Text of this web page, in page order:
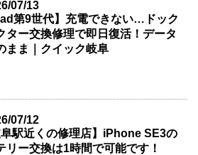
07/13
第9世代】充電できない…ドック
ター交換修理で即日復活！データ
まま｜クイック岐阜
07/12
阜駅近くの修理店】iPhone SE3の
リー交換は1時間で可能です！